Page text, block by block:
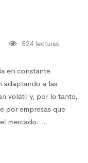
524 lecturas
en constante
adaptando a las
volátil y, por lo tanto,
por empresas que
mercado. …